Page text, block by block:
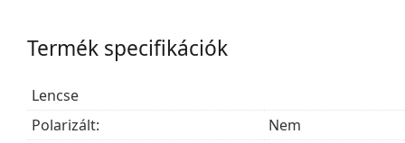
kiváló optikai tulajdonságai jellemzik más
Az árnyalatok UV 400 védelemmel rendelkeznek,
kitett helyekre, például strandra vagy városba
Kiegészítők
Termék specifikációk
Lencse
Polarizált:
Nem